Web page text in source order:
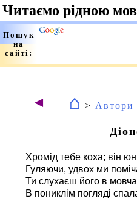
◄ ⌂ > Автори
Хромід тебе коха; він
Гуляючи, удвох ми
Ти слухаєш його в
В пониклім погляді